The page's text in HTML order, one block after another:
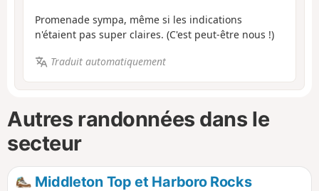
Promenade sympa, même si les indications
n'étaient pas super claires. (C'est peut-être nous !)
Traduit automatiquement
Autres randonnées dans le
secteur
Middleton Top et Harboro Rocks